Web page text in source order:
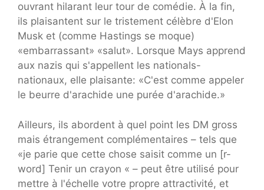
ouvrant hilarant leur tour de comédie. À la fin,
ils plaisantent sur le tristement célèbre d'Elon
Musk et (comme Hastings se moque)
«embarrassant» «salut». Lorsque Mays apprend
aux nazis qui s'appellent les nationals-
nationaux, elle plaisante: «C'est comme appeler
le beurre d'arachide une purée d'arachide.»
Ailleurs, ils abordent à quel point les DM gross
mais étrangement complémentaires – tels que
«je parie que cette chose saisit comme un [r-
word] Tenir un crayon « – peut être utilisé pour
mettre à l'échelle votre propre attractivité, et